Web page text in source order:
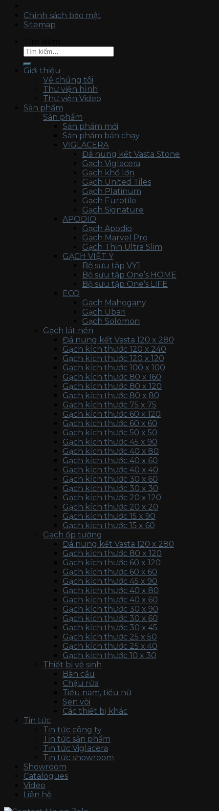
Chính sách bảo mật
Sitemap
Giới thiệu
Về chúng tôi
Thư viện hình
Thư viện Video
Sản phẩm
Sản phẩm
Sản phẩm mới
Sản phẩm bán chạy
VIGLACERA
Đá nung kết Vasta Stone
Gạch Viglacera
Gạch khổ lớn
Gạch United Tiles
Gạch Platinum
Gạch Eurotile
Gạch Signature
APODIO
Gạch Apodio
Gạch Marvel Pro
Gạch Thin Ultra Slim
GẠCH VIỆT Ý
Bộ sưu tập VY1
Bộ sưu tập One’s HOME
Bộ sưu tập One’s LIFE
ECO
Gạch Mahogany
Gạch Ubari
Gạch Solomon
Gạch lát nền
Đá nung kết Vasta 120 x 280
Gạch kích thước 120 x 240
Gạch kích thước 120 x 120
Gạch kích thước 100 x 100
Gạch kích thước 80 x 160
Gạch kích thước 80 x 120
Gạch kích thước 80 x 80
Gạch kích thước 75 x 75
Gạch kích thước 60 x 120
Gạch kích thước 60 x 60
Gạch kích thước 50 x 50
Gạch kích thước 45 x 90
Gạch kích thước 40 x 80
Gạch kích thước 40 x 60
Gạch kích thước 40 x 40
Gạch kích thước 30 x 60
Gạch kích thước 30 x 30
Gạch kích thước 20 x 120
Gạch kích thước 20 x 20
Gạch kích thước 15 x 90
Gạch kích thước 15 x 60
Gạch ốp tường
Đá nung kết Vasta 120 x 280
Gạch kích thước 80 x 120
Gạch kích thước 60 x 120
Gạch kích thước 60 x 60
Gạch kích thước 45 x 90
Gạch kích thước 40 x 80
Gạch kích thước 40 x 60
Gạch kích thước 30 x 90
Gạch kích thước 30 x 60
Gạch kích thước 30 x 45
Gạch kích thước 25 x 50
Gạch kích thước 25 x 40
Gạch kích thước 10 x 30
Thiết bị vệ sinh
Bàn cầu
Chậu rửa
Tiểu nam, tiểu nữ
Sen vòi
Các thiết bị khác
Tin tức
Tin tức công ty
Tin tức sản phẩm
Tin tức Viglacera
Tin tức showroom
Showroom
Catalogues
Video
Liên hệ